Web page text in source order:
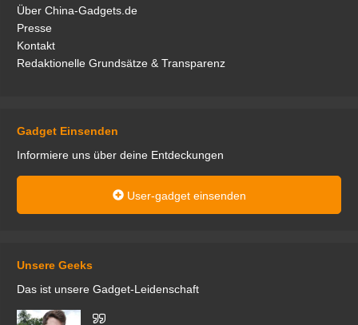
Über China-Gadgets.de
Presse
Kontakt
Redaktionelle Grundsätze & Transparenz
Gadget Einsenden
Informiere uns über deine Entdeckungen
User-gadget einsenden
Unsere Geeks
Das ist unsere Gadget-Leidenschaft